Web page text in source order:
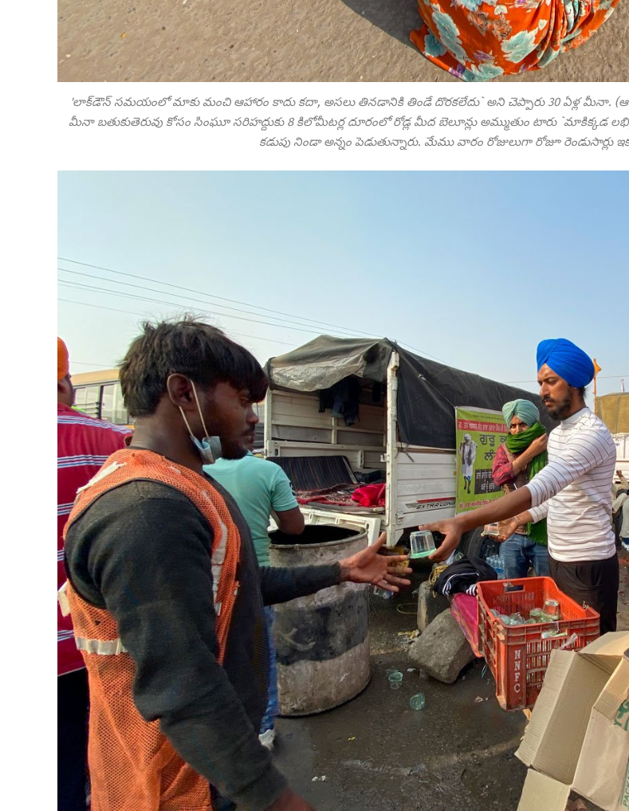
'లాక్‌డౌన్‌ సమయంలో మాకు మంచి ఆహారం కాదు కదా, అసలు తినడానికి తిండే దొరకలేదు` అని చెప్పారు 30 ఏళ్ల మీనా.
మీనా బతుకుతెరువు కోసం సింఘూ సరిహద్దుకు 8 కిలోమీటర్ల దూరంలో రోడ్ల మీద బెలూన్లు అమ్ముతుం టారు `మాకిక్కడ
కడుపు నిండా అన్నం పెడుతున్నారు. మేము వారం రోజులుగా రోజూ రెండుసార్లు